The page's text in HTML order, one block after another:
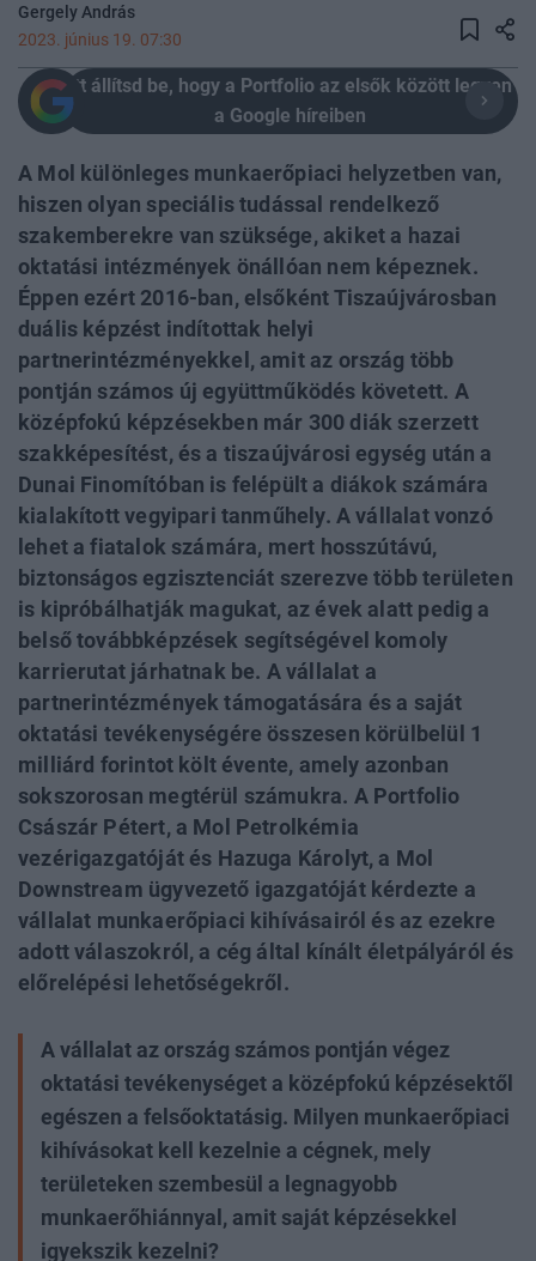
Gergely András
2023. június 19. 07:30
Itt állítsd be, hogy a Portfolio az elsők között legyen
a Google híreiben
A Mol különleges munkaerőpiaci helyzetben van,
hiszen olyan speciális tudással rendelkező
szakemberekre van szüksége, akiket a hazai
oktatási intézmények önállóan nem képeznek.
Éppen ezért 2016-ban, elsőként Tiszaújvárosban
duális képzést indítottak helyi
partnerintézményekkel, amit az ország több
pontján számos új együttműködés követett. A
középfokú képzésekben már 300 diák szerzett
szakképesítést, és a tiszaújvárosi egység után a
Dunai Finomítóban is felépült a diákok számára
kialakított vegyipari tanműhely. A vállalat vonzó
lehet a fiatalok számára, mert hosszútávú,
biztonságos egzisztenciát szerezve több területen
is kipróbálhatják magukat, az évek alatt pedig a
belső továbbképzések segítségével komoly
karrierutat járhatnak be. A vállalat a
partnerintézmények támogatására és a saját
oktatási tevékenységére összesen körülbelül 1
milliárd forintot költ évente, amely azonban
sokszorosan megtérül számukra. A Portfolio
Császár Pétert, a Mol Petrolkémia
vezérigazgatóját és Hazuga Károlyt, a Mol
Downstream ügyvezető igazgatóját kérdezte a
vállalat munkaerőpiaci kihívásairól és az ezekre
adott válaszokról, a cég által kínált életpályáról és
előrelépési lehetőségekről.
A vállalat az ország számos pontján végez
oktatási tevékenységet a középfokú képzésektől
egészen a felsőoktatásig. Milyen munkaerőpiaci
kihívásokat kell kezelnie a cégnek, mely
területeken szembesül a legnagyobb
munkaerőhiánnyal, amit saját képzésekkel
igyekszik kezelni?